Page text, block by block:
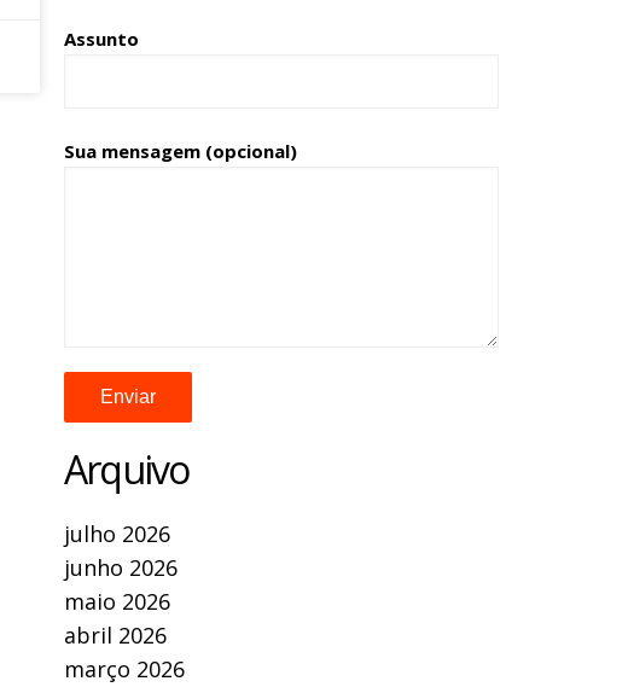
Assunto
Sua mensagem (opcional)
Arquivo
julho 2026
junho 2026
maio 2026
abril 2026
março 2026